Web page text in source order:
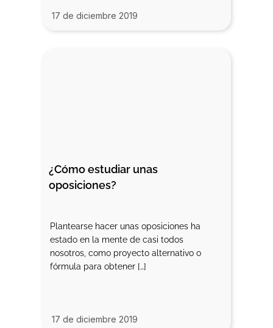
17 de diciembre 2019
¿Cómo estudiar unas
oposiciones?
Plantearse hacer unas oposiciones ha
estado en la mente de casi todos
nosotros, como proyecto alternativo o
fórmula para obtener […]
17 de diciembre 2019